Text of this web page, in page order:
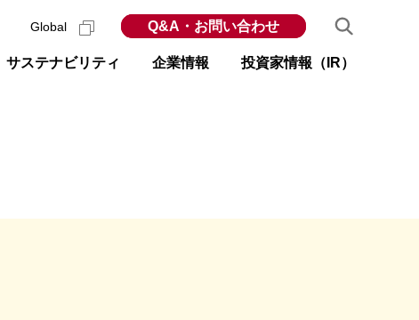
サステナビリティ 企業情報 投資家情報（IR）
Global Q&A・お問い合わせ